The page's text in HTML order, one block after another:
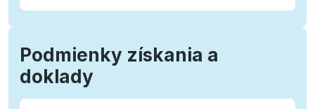
Podmienky získania a
doklady